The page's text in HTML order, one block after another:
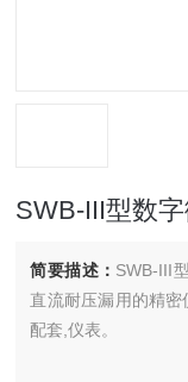
SWB-III型数
简要描述： SWB-III
直流耐压漏用的精
配套,仪表。